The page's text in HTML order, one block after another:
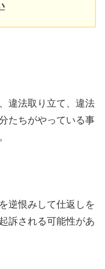
違法取り立て、違法
たちがやっている事
逆恨みして仕返しを
訴される可能性があ